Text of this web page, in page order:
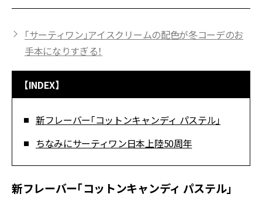
「サーティワン」アイスクリームの配色が冬コーデのお
手本になりすぎる！
【INDEX】
新フレーバー「コットンキャンディ パステル」
ちなみにサーティワン日本上陸50周年
新フレーバー「コットンキャンディ パステル」